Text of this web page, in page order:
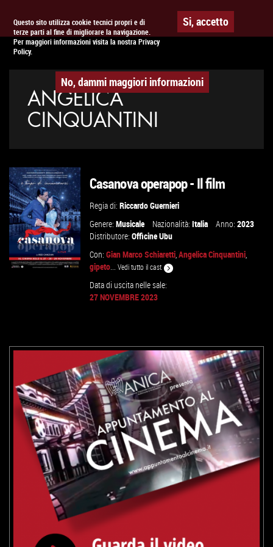
Questo sito utilizza cookie tecnici propri e di
terze parti al fine di migliorare la navigazione.
Per maggiori informazioni visita la nostra Privacy
Policy.
Si, accetto
No, dammi maggiori informazioni
APPUNTAMENTO AL CINEMA
ANGELICA
CINQUANTINI
VAI ALLA SCHEDA
Casanova operapop - Il film
Regia di:Riccardo Guernieri
Genere:Musicale Nazionalità:Italia Anno:2023
Distributore:Officine Ubu
Con:Gian Marco Schiaretti,Angelica Cinquantini,
gipeto...Vedi tutto il cast
Data di uscita nelle sale:
27 NOVEMBRE 2023